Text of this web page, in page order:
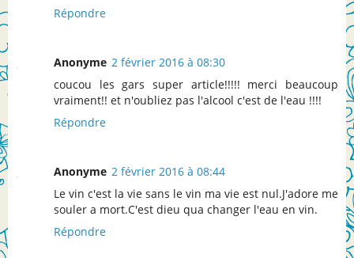
Répondre
Anonyme 2 février 2016 à 08:30
coucou les gars super article!!!!! merci beaucoup
vraiment!! et n'oubliez pas l'alcool c'est de l'eau !!!!
Répondre
Anonyme 2 février 2016 à 08:44
Le vin c'est la vie sans le vin ma vie est nul.J'adore me
souler a mort.C'est dieu qua changer l'eau en vin.
Répondre